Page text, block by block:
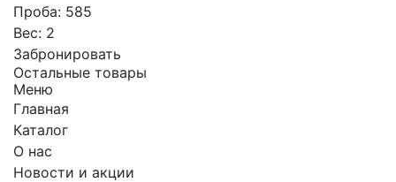
Проба: 585
Вес: 2
Забронировать
Остальные товары
Меню
Главная
Каталог
О нас
Новости и акции